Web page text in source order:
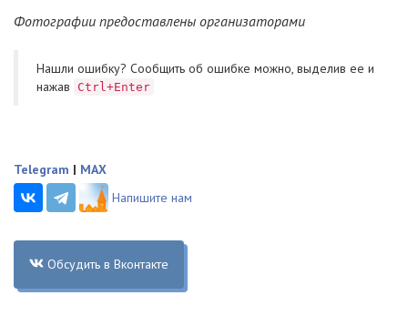
Фотографии предоставлены организаторами
Нашли ошибку? Cообщить об ошибке можно, выделив ее и
нажав
Ctrl+Enter
Telegram | MAX
Напишите нам
Обсудить в Вконтакте